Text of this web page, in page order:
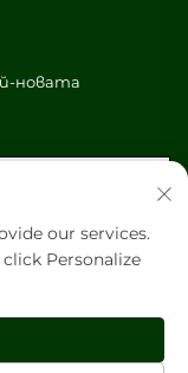
новата
tree (Guangzhou)
our services.
Personalize